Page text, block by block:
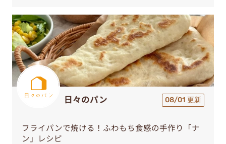
日々のパン 08/01 更新
フライパンで焼ける！ふわもち食感の手作り「ナ
ン」レシピ